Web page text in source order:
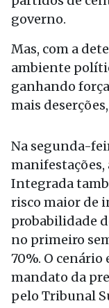
governo.
Mas, com a
ambiente
ganhando
mais
Na segunda-
Integrada
risco maior de
probabilidade
no primeiro
70%. O
mandato da
pelo Tribunal